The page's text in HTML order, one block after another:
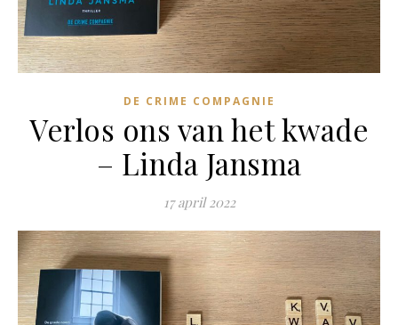
DE CRIME COMPAGNIE
Verlos ons van het kwade
– Linda Jansma
17 april 2022